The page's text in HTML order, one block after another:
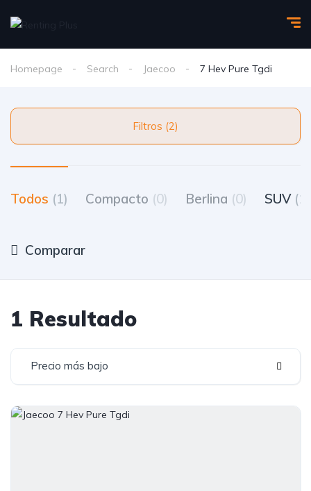
Homepage Search Jaecoo 7 Hev Pure Tgdi
Filtros (2)
Todos (1) Compacto (0) Berlina (0) SUV (1)
Comparar
1 Resultado
Precio más bajo